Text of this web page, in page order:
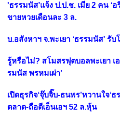
'ธรรมนัส’แจ้ง ป.ป.ช. เมีย 2 คน ‘อ
ขายหวยเดือนละ 3 ล.
บ.อสังหาฯ จ.พะเยา ‘ธรรมนัส’ รับ
รู้หรือไม่? สโมสรฟุตบอลพะเยา
รมนัส พรหมเผ่า’
เปิดธุรกิจ‘จุ๊บจิ๊บ-ธนพร’หวานใจ‘
ตลาด-ถือดีเอ็นเอฯ 52 ล.หุ้น